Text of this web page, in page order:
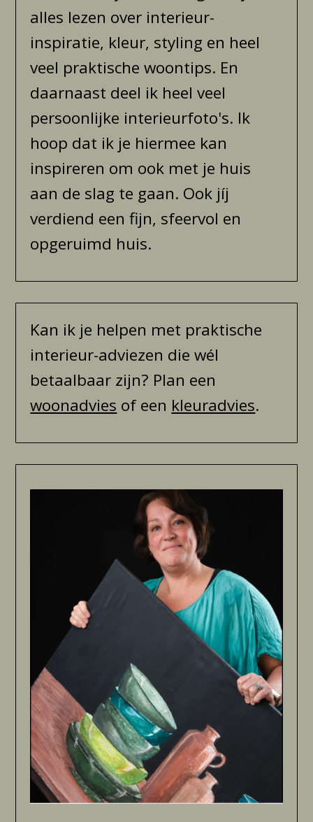
alles lezen over interieur-
inspiratie, kleur, styling en heel
veel praktische woontips. En
daarnaast deel ik heel veel
persoonlijke interieurfoto's. Ik
hoop dat ik je hiermee kan
inspireren om ook met je huis
aan de slag te gaan. Ook jíj
verdiend een fijn, sfeervol en
opgeruimd huis.
Kan ik je helpen met praktische
interieur-adviezen die wél
betaalbaar zijn? Plan een
woonadvies of een kleuradvies.